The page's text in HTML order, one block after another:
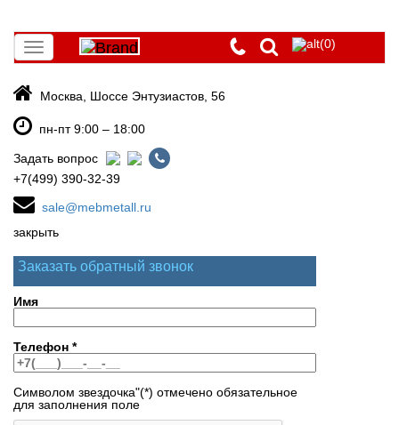
Toggle
navigation
(0)
Москва, Шоссе Энтузиастов, 56
пн-пт 9:00 – 18:00
Задать вопрос
+7(499) 390-32-39
sale@mebmetall.ru
закрыть
Заказать обратный звонок
Имя
Телефон *
Символом звездочка"(*) отмечено обязательное
для заполнения поле